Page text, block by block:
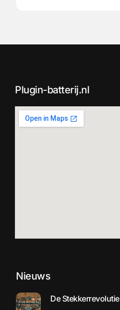
Plugin-batterij.nl
Nieuws
De Stekkerrevolutie